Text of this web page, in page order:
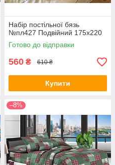
Набір постільної бязь
№пл427 Подвійний 175х220
Готово до відправки
560 ₴ 610 ₴
Купити
–8%